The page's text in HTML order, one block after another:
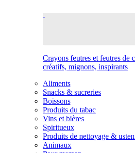
Crayons feutres et feutres de
créatifs, mignons, inspirants
Aliments
Snacks & sucreries
Boissons
Produits du tabac
Vins et bières
Spiritueux
Produits de nettoyage &
Animaux